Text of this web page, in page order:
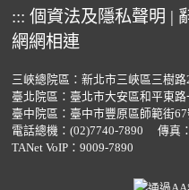
::: 個資法及隱私聲明 |
網網相連
三峽總院區：新北市三峽區三樹路
臺北院區：臺北市大安區和平東路
臺中院區：臺中市豐原區師範街
電話總機： (02)7740-7890
傳真
TANet VoIP：9009-7890